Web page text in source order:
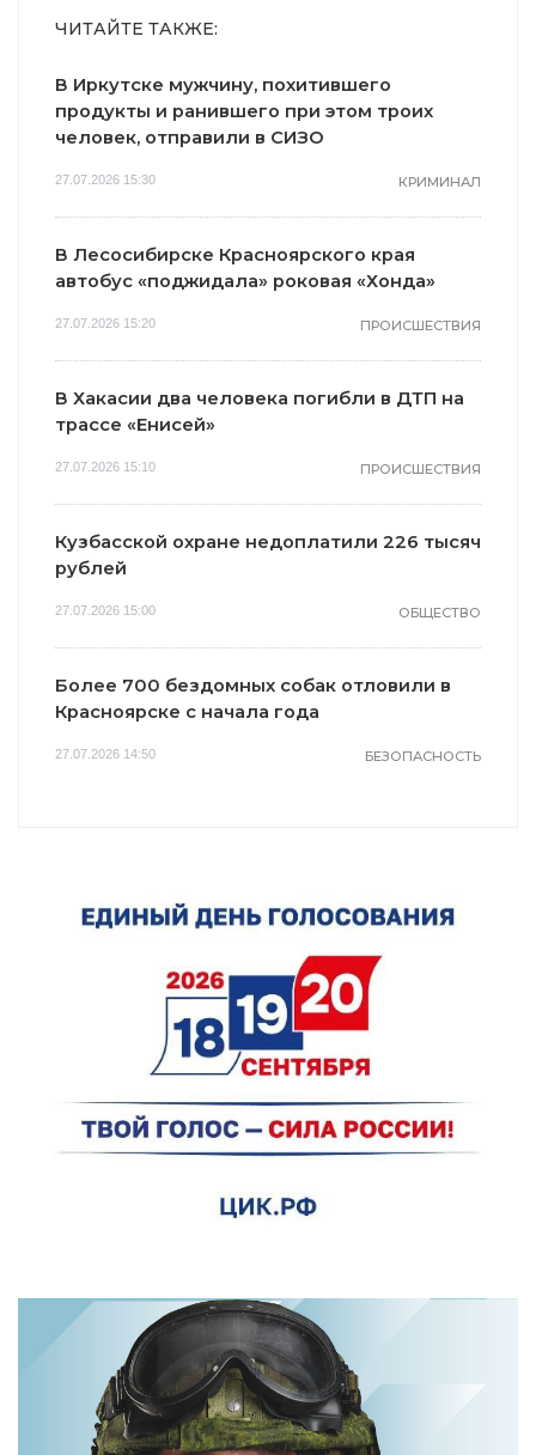
ЧИТАЙТЕ ТАКЖЕ:
В Иркутске мужчину, похитившего
продукты и ранившего при этом троих
человек, отправили в СИЗО
27.07.2026 15:30 КРИМИНАЛ
В Лесосибирске Красноярского края
автобус «поджидала» роковая «Хонда»
27.07.2026 15:20 ПРОИСШЕСТВИЯ
В Хакасии два человека погибли в ДТП на
трассе «Енисей»
27.07.2026 15:10 ПРОИСШЕСТВИЯ
Кузбасской охране недоплатили 226 тысяч
рублей
27.07.2026 15:00 ОБЩЕСТВО
Более 700 бездомных собак отловили в
Красноярске с начала года
27.07.2026 14:50 БЕЗОПАСНОСТЬ